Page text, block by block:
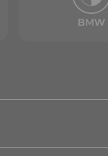
BMW